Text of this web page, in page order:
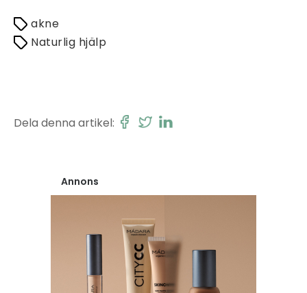
akne
Naturlig hjälp
Dela denna artikel:
Annons